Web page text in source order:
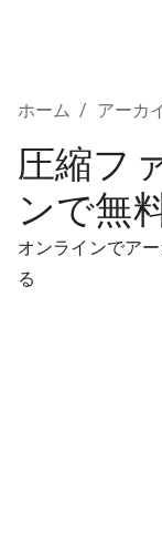
ホーム / アーカ
圧縮フ
ンで無
オンラインでア
る